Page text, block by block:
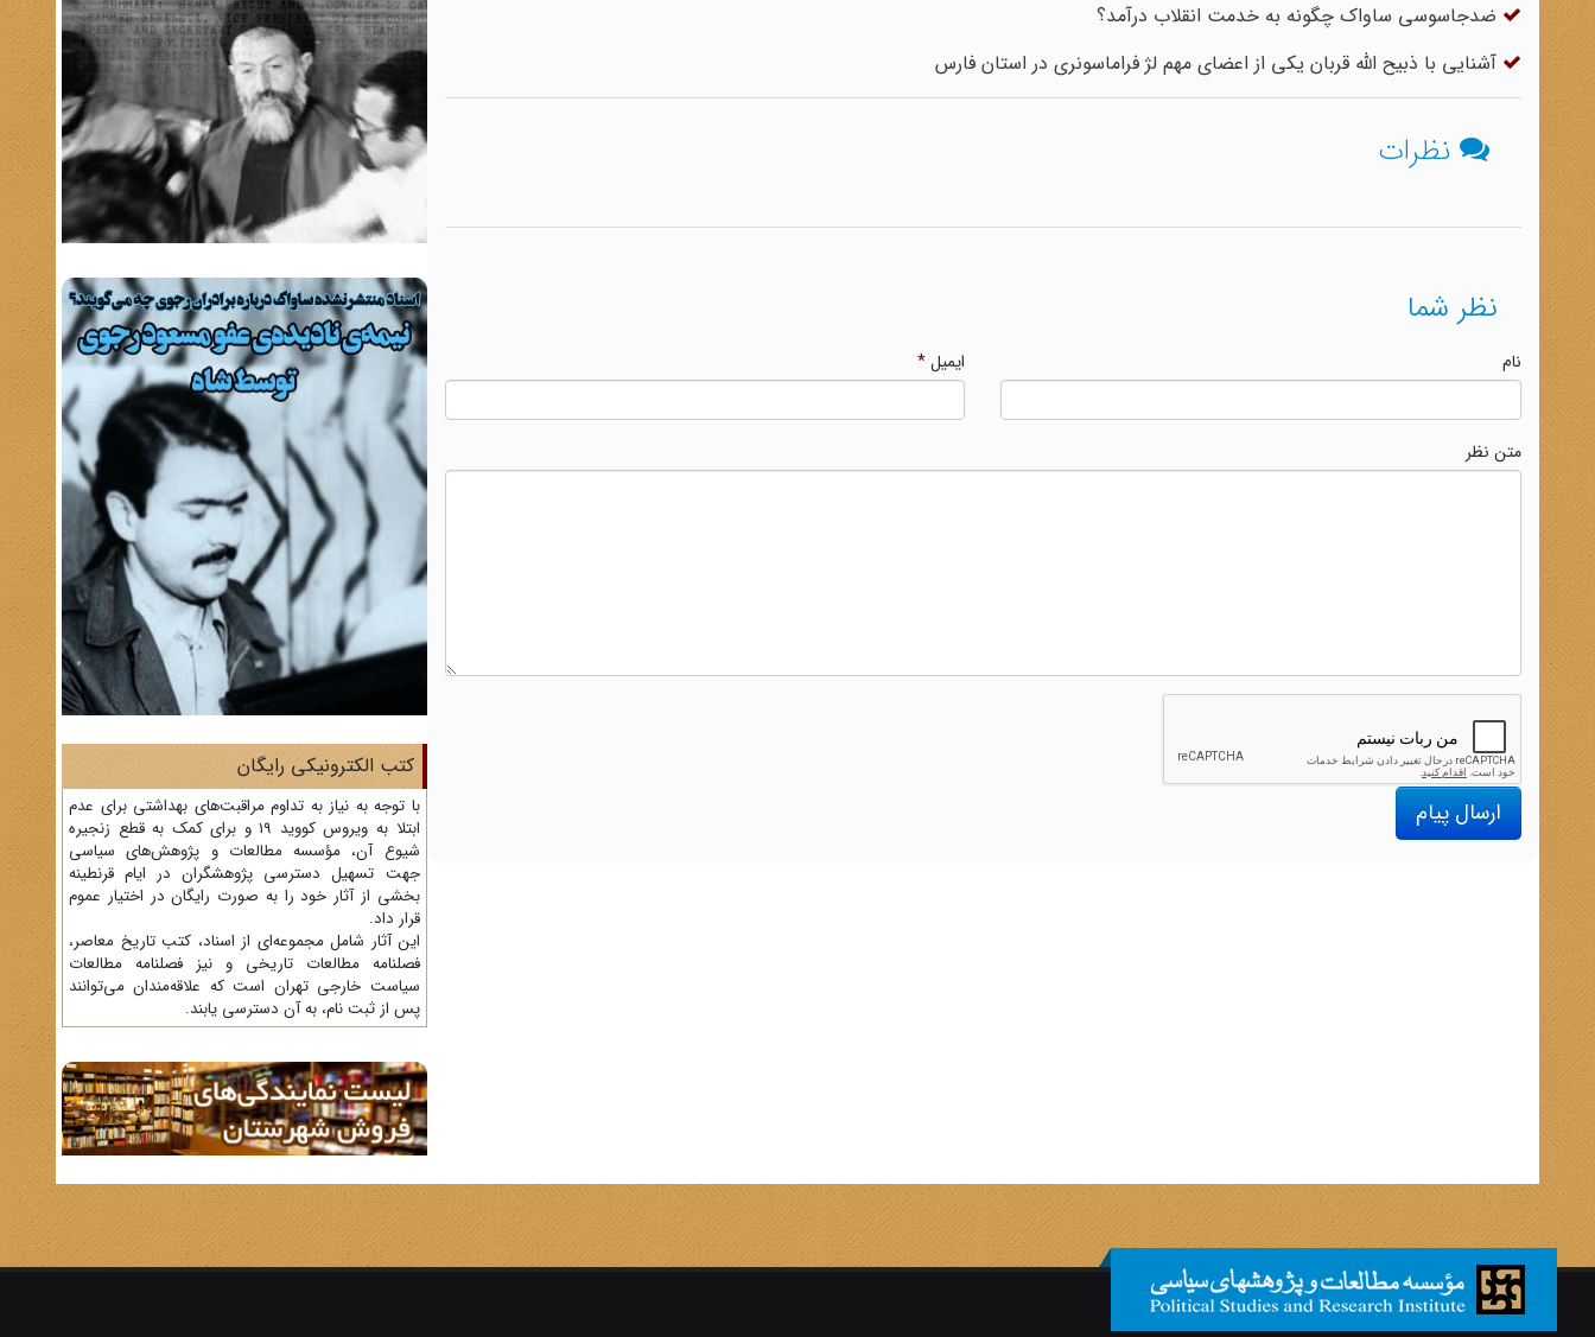
ضدجاسوسی ساواک چگونه به خدمت انقلاب درآمد؟
آشنایی با ذبیح الله قربان یکی از اعضای مهم لژ فراماسونری در استان فارس
نظرات
نظر شما
نام ایمیل*
متن نظر
ارسال پیام
کتب الکترونیکی رایگان
با توجه به نیاز به تداوم مراقبت‌های بهداشتی برای عدم
ابتلا به ویروس کووید 19 و برای کمک به قطع زنجیره
شیوع آن، مؤسسه مطالعات و پژوهش‌های سیاسی
جهت تسهیل دسترسی پژوهشگران در ایام قرنطینه
بخشی از آثار خود را به صورت رایگان در اختیار عموم
قرار داد.
این آثار شامل مجموعه‌ای از اسناد، کتب تاریخ معاصر،
فصلنامه‌ مطالعات تاریخی و نیز فصلنامه مطالعات
سیاست خارجی تهران است که علاقه‌مندان می‌توانند
پس از ثبت نام، به آن دسترسی یابند.